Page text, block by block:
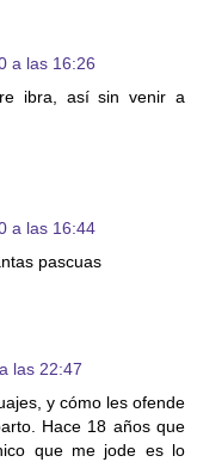
a las 16:26
ibra, así sin venir a
a las 16:44
pascuas
las 22:47
y cómo les ofende
Hace 18 años que
que me jode es lo